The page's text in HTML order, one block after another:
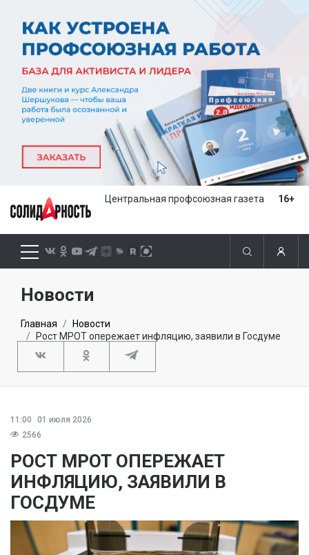
Центральная профсоюзная газета 16+
Новости
Главная
Новости
Рост МРОТ опережает инфляцию, заявили в Госдуме
11:00
01 июля 2026
2566
РОСТ МРОТ ОПЕРЕЖАЕТ
ИНФЛЯЦИЮ, ЗАЯВИЛИ В
ГОСДУМЕ